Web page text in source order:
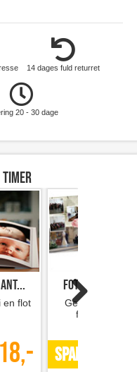
14 dages fuld returret
20 - 30 dage
timer
en flot
Fotobog med
Gem minderne
fotobog fra
SPAR 49%